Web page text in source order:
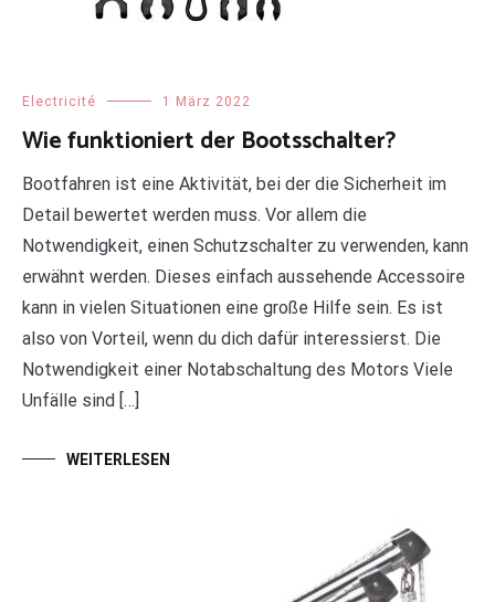
Electricité 1 März 2022
Wie funktioniert der Bootsschalter?
Bootfahren ist eine Aktivität, bei der die Sicherheit im
Detail bewertet werden muss. Vor allem die
Notwendigkeit, einen Schutzschalter zu verwenden, kann
erwähnt werden. Dieses einfach aussehende Accessoire
kann in vielen Situationen eine große Hilfe sein. Es ist
also von Vorteil, wenn du dich dafür interessierst. Die
Notwendigkeit einer Notabschaltung des Motors Viele
Unfälle sind […]
WEITERLESEN